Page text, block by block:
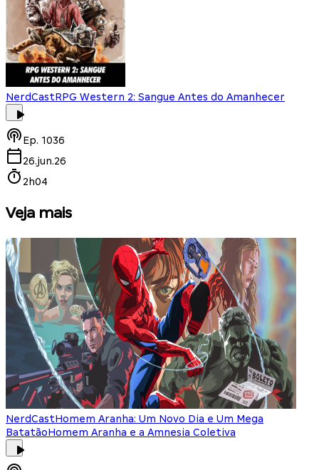
NerdCastRPG Western 2: Sangue Antes do Amanhecer
Ep. 1036
26.jun.26
2h04
Veja mais
NerdCastHomem Aranha: Um Novo Dia e Um Mega
BatatãoHomem Aranha e a Amnesia Coletiva